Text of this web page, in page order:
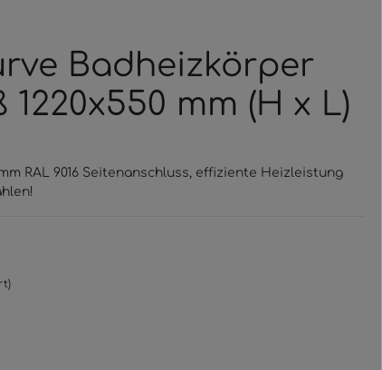
Badheizkörper
mm (H x L)
RAL 9016 Seitenanschluss, effiziente Heizleistung